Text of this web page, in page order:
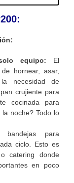
equipo: El
hornear, asar,
necesidad de
crujiente para
cocinada para
noche? Todo lo
para
ciclo. Esto es
catering donde
en poco